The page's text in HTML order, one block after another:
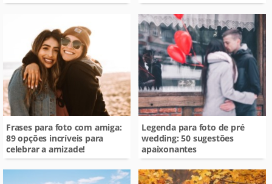
Frases para foto com amiga:
89 opções incríveis para
celebrar a amizade!
Legenda para foto de pré
wedding: 50 sugestões
apaixonantes